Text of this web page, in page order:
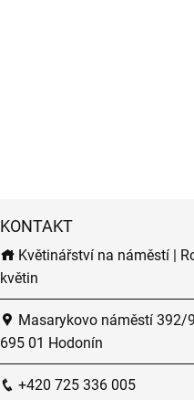
KONTAKT
Květinářství na náměstí |
květin
Masarykovo náměstí 392/9
695 01 Hodonín
+420 725 336 005